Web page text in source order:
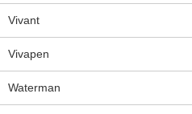
Vivant
Vivapen
Waterman